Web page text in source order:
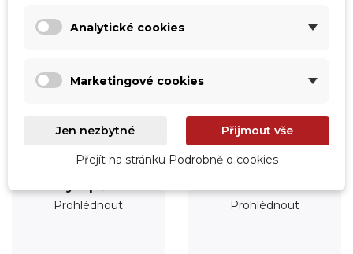
Prohlédnout Prohlédnout
Analytické cookies
Marketingové cookies
Jen nezbytné Přijmout vše
Přejít na stránku Podrobně o cookies